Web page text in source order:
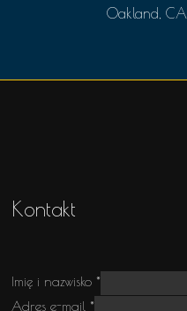
Oakland, CA
Kontakt
i
nazwisko
Imię i nazwisko *
Adres e-mail *